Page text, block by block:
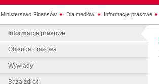
Ministerstwo Finansów Dla mediów Informacje prasowe
Informacje prasowe
Obsługa prasowa
Wywiady
Baza zdjęć